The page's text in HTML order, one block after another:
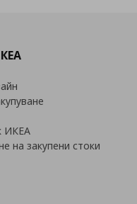
ИКЕА
на закупени стоки